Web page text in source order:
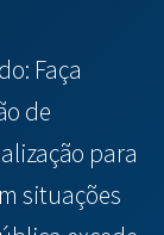
Faça
de
para
situações